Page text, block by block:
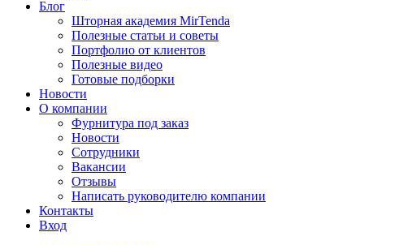
Блог
Шторная академия MirTenda
Полезные статьи и советы
Портфолио от клиентов
Полезные видео
Готовые подборки
Новости
О компании
Фурнитура под заказ
Новости
Сотрудники
Вакансии
Отзывы
Написать руководителю компании
Контакты
Вход